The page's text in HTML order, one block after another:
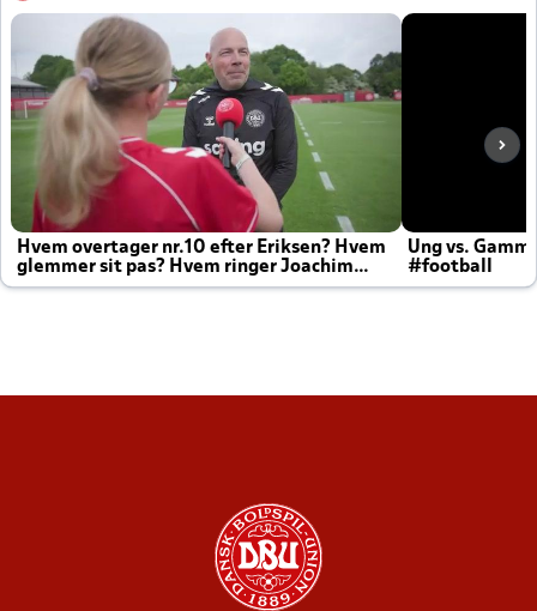
Hvem overtager nr.10 efter Eriksen? Hvem
glemmer sit pas? Hvem ringer Joachim
altid til efter kampe?
Ung vs.
#football